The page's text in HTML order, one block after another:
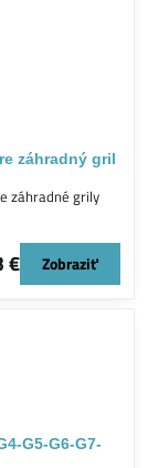
záhradný gril
záhradné grily
€ Zobraziť
G5-G6-G7-